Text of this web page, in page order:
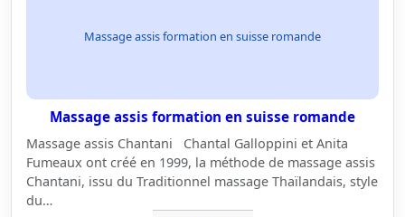
Massage assis formation en suisse romande
Massage assis formation en suisse romande
Massage assis Chantani Chantal Galloppini et Anita
Fumeaux ont créé en 1999, la méthode de massage assis
Chantani, issu du Traditionnel massage Thaïlandais, style
du…